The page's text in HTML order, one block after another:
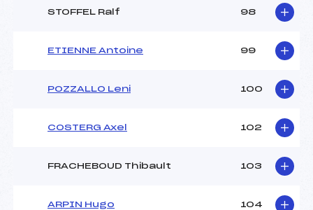
STOFFEL Ralf 98
ETIENNE Antoine 99
POZZALLO Leni 100
COSTERG Axel 102
FRACHEBOUD Thibault 103
ARPIN Hugo 104